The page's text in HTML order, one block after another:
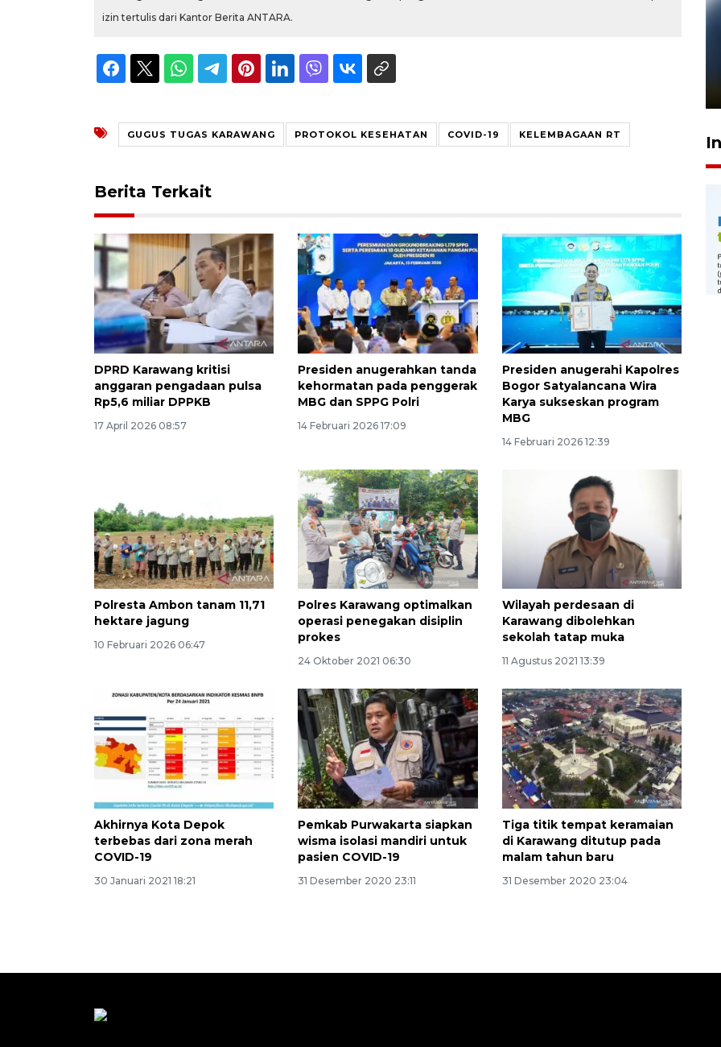
izin tertulis dari Kantor Berita ANTARA.
GUGUS TUGAS KARAWANG PROTOKOL KESEHATAN COVID-19 KELEMBAGAAN RT
Berita Terkait
DPRD Karawang kritisi
anggaran pengadaan pulsa
Rp5,6 miliar DPPKB
17 April 2026 08:57
Presiden anugerahkan tanda
kehormatan pada penggerak
MBG dan SPPG Polri
14 Februari 2026 17:09
Presiden anugerahi Kapolres
Bogor Satyalancana Wira
Karya sukseskan program
MBG
14 Februari 2026 12:39
Polresta Ambon tanam 11,71
hektare jagung
10 Februari 2026 06:47
Polres Karawang optimalkan
operasi penegakan disiplin
prokes
24 Oktober 2021 06:30
Wilayah perdesaan di
Karawang dibolehkan
sekolah tatap muka
11 Agustus 2021 13:39
Akhirnya Kota Depok
terbebas dari zona merah
COVID-19
30 Januari 2021 18:21
Pemkab Purwakarta siapkan
wisma isolasi mandiri untuk
pasien COVID-19
31 Desember 2020 23:11
Tiga titik tempat keramaian
di Karawang ditutup pada
malam tahun baru
31 Desember 2020 23:04
Memberantas kejahatan
jalanan Jakarta